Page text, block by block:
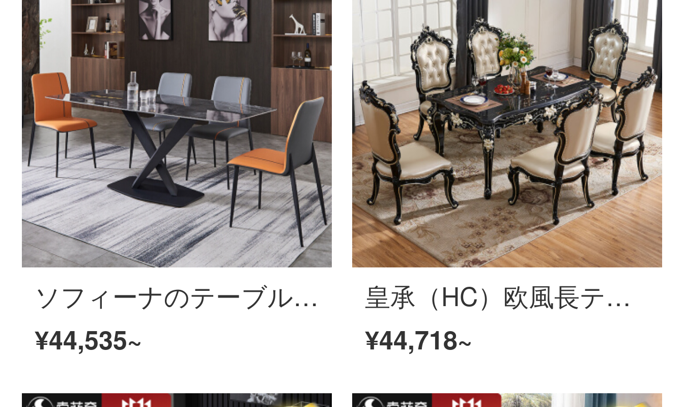
ソフィーナのテーブルの岩板テーブルのイタリア式の軽い贅沢なテーブルの小さな長方形の岩板テーブルの近代的な簡単なテーブルの椅子の組み合わせの1.4メートルのテーブルの4つのテーブル
¥44,535~
皇承（HC）欧風長テーブルテーブルテーブル大理石小戸型実木飯台テーブルセットT 88実木クラシック黒長テーブル【大理石1.4 m】
¥44,718~